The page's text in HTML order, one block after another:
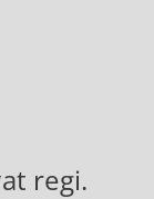
regi.